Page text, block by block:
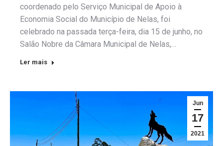
coordenado pelo Serviço Municipal de Apoio à
Economia Social do Município de Nelas, foi
celebrado na passada terça-feira, dia 15 de junho, no
Salão Nobre da Câmara Municipal de Nelas,…
Ler mais
Jun
17
2021